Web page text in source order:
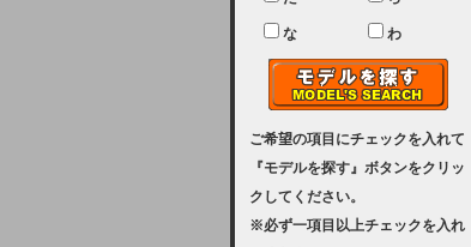
ユーザー様には、大変ご迷惑をおか
けいたしまして申し訳ございませ
ん。
2023-08-31 (木)
【サーバーメンテナンス実施のお知
らせ】
2023年 9月10日（日曜日）午前8：
サーバーメンテナンスを実施いたし
な わ
ご希望の項目にチェックを入れて
『モデルを探す』ボタンをクリッ
クしてください。
※必ず一項目以上チェックを入れ